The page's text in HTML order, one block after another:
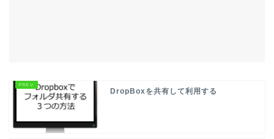
DropBoxを共有して利用する